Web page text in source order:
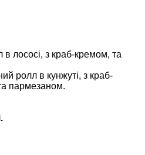
в лососі, з краб-кремом, та
ролл в кунжуті, з краб-
пармезаном.